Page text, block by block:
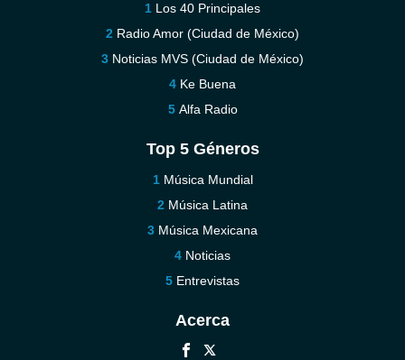
Los 40 Principales
Radio Amor (Ciudad de México)
Noticias MVS (Ciudad de México)
Ke Buena
Alfa Radio
Top 5 Géneros
Música Mundial
Música Latina
Música Mexicana
Noticias
Entrevistas
Acerca